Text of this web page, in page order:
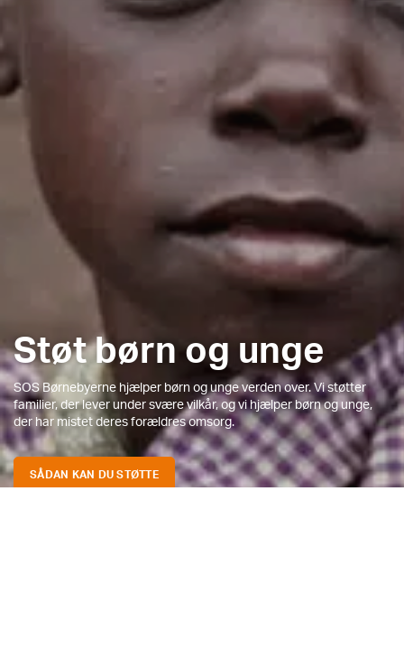
Støt børn og unge
SOS Børnebyerne hjælper børn og unge verden over. Vi støtter
familier, der lever under svære vilkår, og vi hjælper børn og unge,
der har mistet deres forældres omsorg.
SÅDAN KAN DU STØTTE